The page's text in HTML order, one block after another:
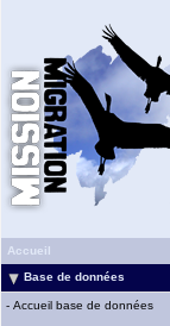
Accueil
Base de données
- Accueil base de données